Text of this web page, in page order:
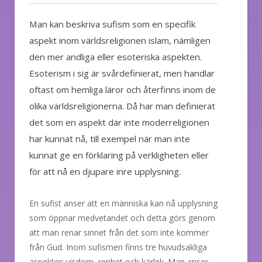
Man kan beskriva sufism som en specifik
aspekt inom världsreligionen islam, nämligen
den mer andliga eller esoteriska aspekten.
Esoterism i sig är svårdefinierat, men handlar
oftast om hemliga läror och återfinns inom de
olika världsreligionerna. Då har man definierat
det som en aspekt där inte moderreligionen
har kunnat nå, till exempel när man inte
kunnat ge en förklaring på verkligheten eller
för att nå en djupare inre upplysning.
En sufist anser att en människa kan nå upplysning
som öppnar medvetandet och detta görs genom
att man renar sinnet från det som inte kommer
från Gud. Inom sufismen finns tre huvudsakliga